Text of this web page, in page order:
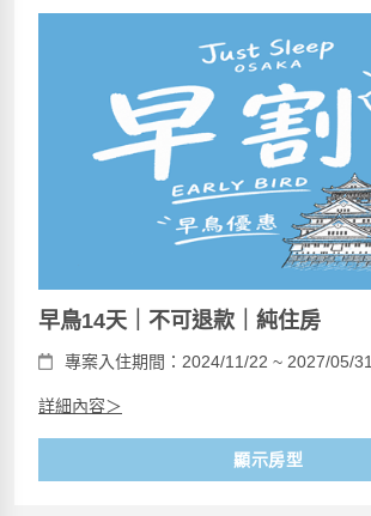
早鳥14天｜不可退款｜純住房
專案入住期間：2024/11/22 ~ 2027/05/31
詳細內容＞
顯示房型